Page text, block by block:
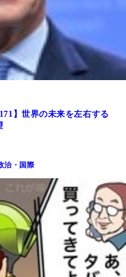
】世界の未来を左右する
治・国際